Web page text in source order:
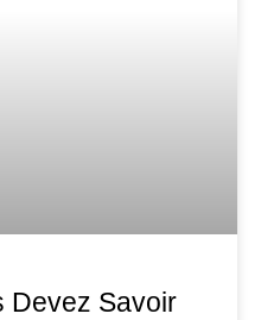
Devez Savoir